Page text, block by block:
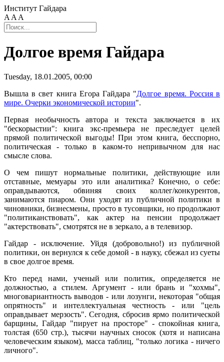
Институт Гайдара
A A A
Долгое время Гайдара
Tuesday, 18.01.2005, 00:00
Вышла в свет книга Егора Гайдара "Долгое время. Россия в
мире. Очерки экономической истории".
Первая необычность автора и текста заключается в их
"бескорыстии": книга экс-премьера не преследует целей
прямой политической выгоды! При этом книга, бесспорно,
политическая - только в каком-то непривычном для нас
смысле слова.
О чем пишут нормальные политики, действующие или
отставные, мемуары это или аналитика? Конечно, о себе:
оправдываются, обвиняя своих коллег/конкурентов,
занимаются пиаром. Они уходят из публичной политики в
чиновники, бизнесмены, просто в тусовщики, но продолжают
"политиканствовать", как актер на пенсии продолжает
"актерствовать", смотрятся не в зеркало, а в телевизор.
Гайдар - исключение. Уйдя (добровольно!) из публичной
политики, он вернулся к себе домой - в науку, сбежал из суеты
в свое долгое время.
Кто перед нами, ученый или политик, определяется не
должностью, а стилем. Аргумент - или брань и "хохмы",
многовариантность выводов - или лозунги, некоторая "общая
опрятность" и интеллектуальная честность - или "цель
оправдывает мерзость". Сегодня, сбросив ярмо политической
барщины, Гайдар "пирует на просторе" - спокойная книга,
толстая (650 стр.), тысячи научных сносок (хотя и написана
человеческим языком), масса таблиц, "только логика - ничего
личного".